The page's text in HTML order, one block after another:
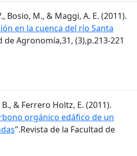
Bosio, M., & Maggi, A. E. (2011).
en la cuenca del río Santa
de Agronomía,31, (3),p.213-221
& Ferrero Holtz, E. (2011).
orgánico edáfico de un
".Revista de la Facultad de